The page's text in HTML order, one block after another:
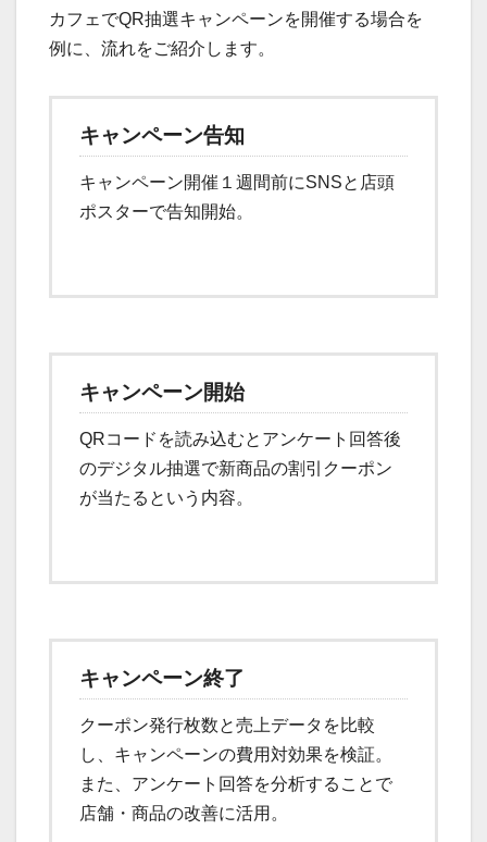
カフェでQR抽選キャンペーンを開催する場合を
例に、流れをご紹介します。
キャンペーン告知
キャンペーン開催１週間前にSNSと店頭
ポスターで告知開始。
キャンペーン開始
QRコードを読み込むとアンケート回答後
のデジタル抽選で新商品の割引クーポン
が当たるという内容。
キャンペーン終了
クーポン発行枚数と売上データを比較
し、キャンペーンの費用対効果を検証。
また、アンケート回答を分析することで
店舗・商品の改善に活用。